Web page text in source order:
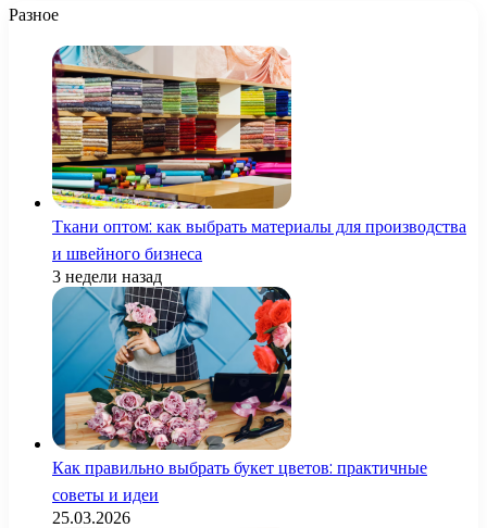
Разное
Ткани оптом: как выбрать материалы для производства
и швейного бизнеса
3 недели назад
Как правильно выбрать букет цветов: практичные
советы и идеи
25.03.2026